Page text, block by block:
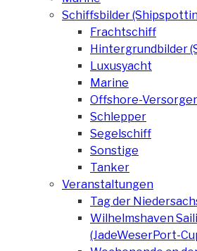
Schiffsbilder
Frachtschiff
Hintergrundbilder
Luxusyacht
Marine
Offshore-Versorger
Schlepper
Segelschiff
Sonstige
Tanker
Veranstaltungen
Tag der
Wilhelmshaven
(JadeWeserPort-